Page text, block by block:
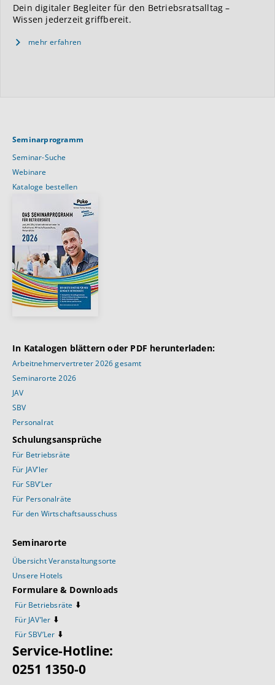
Dein digitaler Begleiter für den Betriebsratsalltag –
Wissen jederzeit griffbereit.
mehr erfahren
Seminarprogramm
Seminar-Suche
Webinare
Kataloge bestellen
In Katalogen blättern oder PDF herunterladen:
Arbeitnehmervertreter 2026 gesamt
Seminarorte 2026
JAV
SBV
Personalrat
Schulungsansprüche
Für Betriebsräte
Für JAV’ler
Für SBV’Ler
Für Personalräte
Für den Wirtschaftsausschuss
Seminarorte
Übersicht Veranstaltungsorte
Unsere Hotels
Formulare & Downloads
Für Betriebsräte ⬇️
Für JAV’ler ⬇️
Für SBV’Ler ⬇️
Service-Hotline:
0251 1350-0